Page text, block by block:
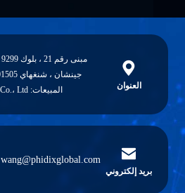
العنوان
المبيعات: Shanghai Phidix Trading Co.، Ltd.)
بريد إلكتروني